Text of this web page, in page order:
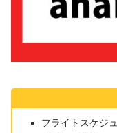
フライトスケジ